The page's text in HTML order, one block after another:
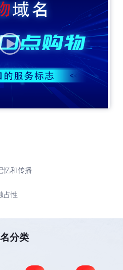
忆和传播
占性
分类